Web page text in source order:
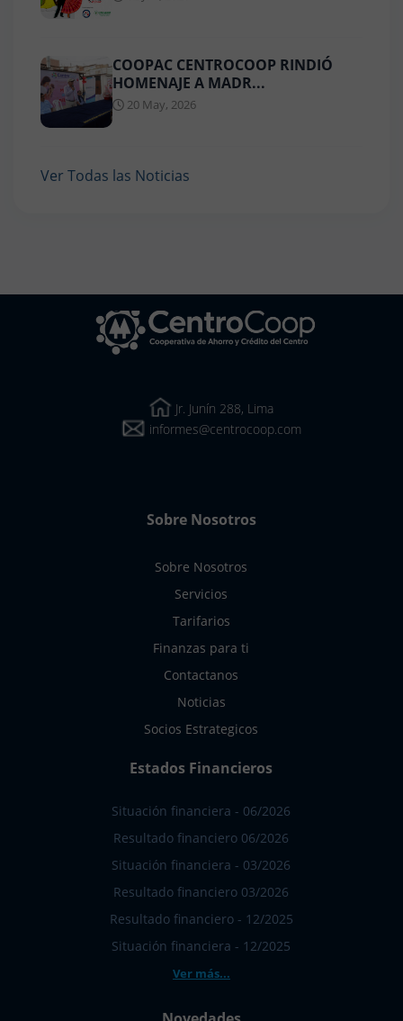
COOPAC CENTROCOOP RINDIÓ
HOMENAJE A MADR...
20 May, 2026
Ver Todas las Noticias
CentroCoop
Jr. Junín 288, Lima
informes@centrocoop.com
Sobre Nosotros
Sobre Nosotros
Servicios
Tarifarios
Finanzas para ti
Contactanos
Noticias
Socios Estrategicos
Estados Financieros
Situación financiera - 06/2026
Resultado financiero 06/2026
Situación financiera - 03/2026
Resultado financiero 03/2026
Resultado financiero - 12/2025
Situación financiera - 12/2025
Ver más...